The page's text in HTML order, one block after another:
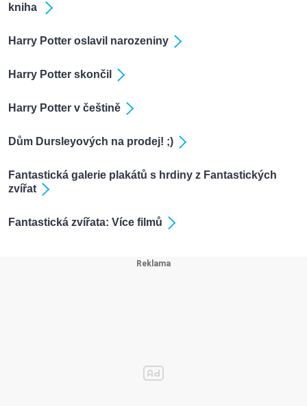
kniha
Harry Potter oslavil narozeniny
Harry Potter skončil
Harry Potter v češtině
Dům Dursleyových na prodej! ;)
Fantastická galerie plakátů s hrdiny z Fantastických
zvířat
Fantastická zvířata: Více filmů